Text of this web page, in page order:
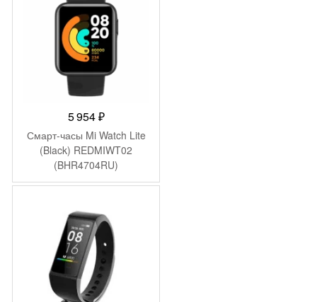
5 954₽
Смарт-часы Mi Watch Lite
(Black) REDMIWT02
(BHR4704RU)